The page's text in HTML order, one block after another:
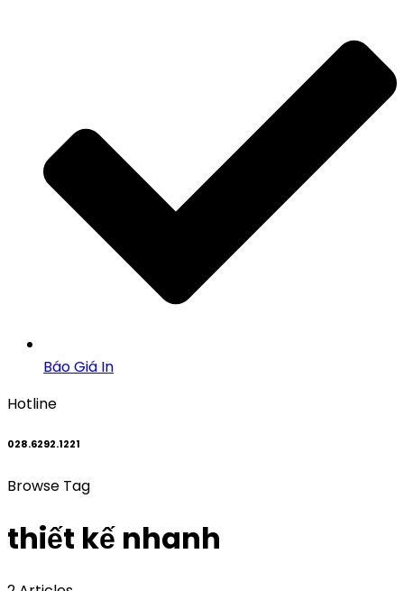
Báo Giá In
Hotline
028.6292.1221
Browse Tag
thiết kế nhanh